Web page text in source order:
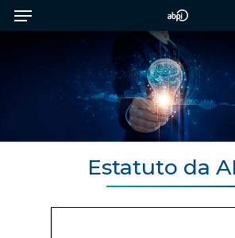
SkipMenu
Estatuto da